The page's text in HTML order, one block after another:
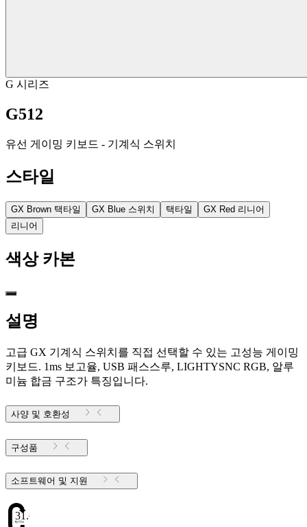
G 시리즈
G512
유선 게이밍 키보드 - 기계식 스위치
스타일
GX Brown 택타일 GX Blue 스위치 택타일
GX Red 리니어
리니어
색상 카본
설명
고급 GX 기계식 스위치를 직접 선택할 수 있는 고성능 게이밍
키보드. 1ms 보고율, USB 패스스루, LIGHTYSNC RGB, 알루
미늄 합금 구조가 특징입니다.
사양 및 호환성
구성품
소프트웨어 및 지원
31.6